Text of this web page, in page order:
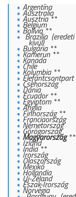
Argentína
Ausztralia
Ausztria **
Belgium
Bolívia **
Brazília
kívül)
Bulgária **
Kamerun **
Kanada
Chile
Kolumbia **
Elefántcsontpart
Csehország
Dánia
Ecuador **
Egyiptom **
Anglia
Finnország **
Franciaország
Németország
Görögország
Magyarország**
Izland
India **
Írország
Olaszország
Mexikó
Hollandia
Új-Zéland
Észak-Írország
Norvégia